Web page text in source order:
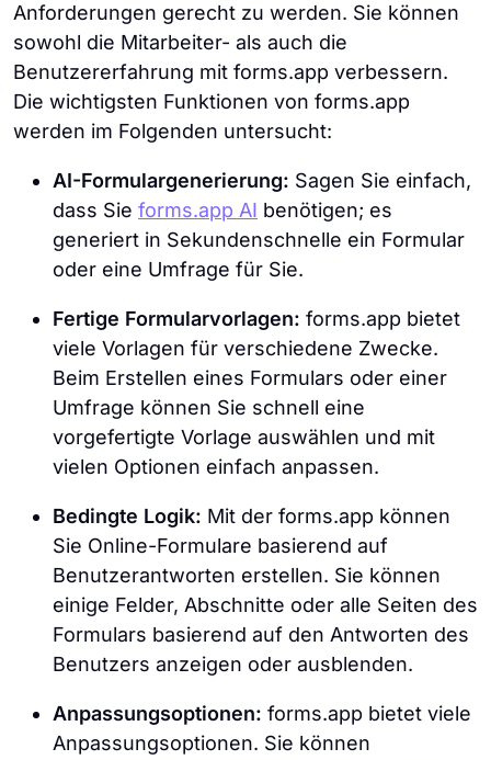
Anforderungen gerecht zu werden. Sie können
sowohl die Mitarbeiter- als auch die
Benutzererfahrung mit forms.app verbessern.
Die wichtigsten Funktionen von forms.app
werden im Folgenden untersucht:
AI-Formulargenerierung: Sagen Sie einfach,
dass Sie forms.app AI benötigen; es
generiert in Sekundenschnelle ein Formular
oder eine Umfrage für Sie.
Fertige Formularvorlagen: forms.app bietet
viele Vorlagen für verschiedene Zwecke.
Beim Erstellen eines Formulars oder einer
Umfrage können Sie schnell eine
vorgefertigte Vorlage auswählen und mit
vielen Optionen einfach anpassen.
Bedingte Logik: Mit der forms.app können
Sie Online-Formulare basierend auf
Benutzerantworten erstellen. Sie können
einige Felder, Abschnitte oder alle Seiten des
Formulars basierend auf den Antworten des
Benutzers anzeigen oder ausblenden.
Anpassungsoptionen: forms.app bietet viele
Anpassungsoptionen. Sie können